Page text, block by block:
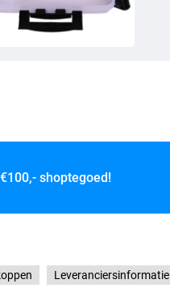
€100,- shoptegoed!
Leveranciersinformatie